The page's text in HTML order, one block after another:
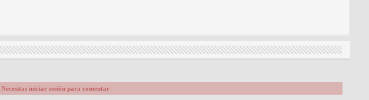
Necesitas iniciar sesión para comentar